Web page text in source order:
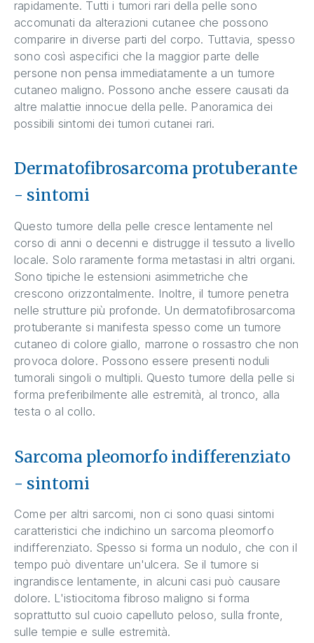
rapidamente. Tutti i tumori rari della pelle sono
accomunati da alterazioni cutanee che possono
comparire in diverse parti del corpo. Tuttavia, spesso
sono così aspecifici che la maggior parte delle
persone non pensa immediatamente a un tumore
cutaneo maligno. Possono anche essere causati da
altre malattie innocue della pelle. Panoramica dei
possibili sintomi dei tumori cutanei rari.
Dermatofibrosarcoma protuberante
- sintomi
Questo tumore della pelle cresce lentamente nel
corso di anni o decenni e distrugge il tessuto a livello
locale. Solo raramente forma metastasi in altri organi.
Sono tipiche le estensioni asimmetriche che
crescono orizzontalmente. Inoltre, il tumore penetra
nelle strutture più profonde. Un dermatofibrosarcoma
protuberante si manifesta spesso come un tumore
cutaneo di colore giallo, marrone o rossastro che non
provoca dolore. Possono essere presenti noduli
tumorali singoli o multipli. Questo tumore della pelle si
forma preferibilmente alle estremità, al tronco, alla
testa o al collo.
Sarcoma pleomorfo indifferenziato
- sintomi
Come per altri sarcomi, non ci sono quasi sintomi
caratteristici che indichino un sarcoma pleomorfo
indifferenziato. Spesso si forma un nodulo, che con il
tempo può diventare un'ulcera. Se il tumore si
ingrandisce lentamente, in alcuni casi può causare
dolore. L'istiocitoma fibroso maligno si forma
soprattutto sul cuoio capelluto peloso, sulla fronte,
sulle tempie e sulle estremità.